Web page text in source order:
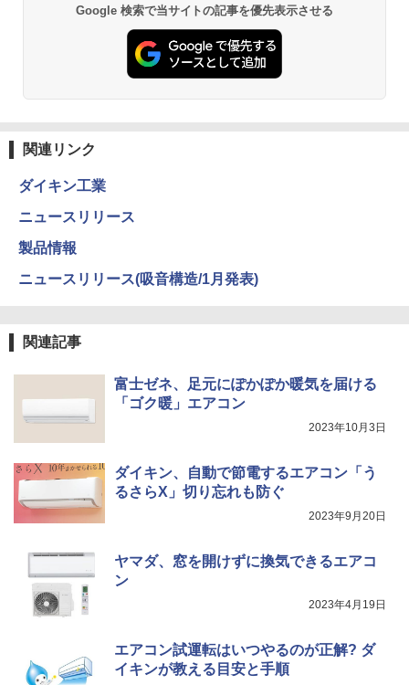
Google 検索で当サイトの記事を優先表示させる
関連リンク
ダイキン工業
ニュースリリース
製品情報
ニュースリリース(吸音構造/1月発表)
関連記事
富士ゼネ、足元にぽかぽか暖気を届ける
「ゴク暖」エアコン
2023年10月3日
ダイキン、自動で節電するエアコン「う
るさらX」切り忘れも防ぐ
2023年9月20日
ヤマダ、窓を開けずに換気できるエアコ
ン
2023年4月19日
エアコン試運転はいつやるのが正解? ダ
イキンが教える目安と手順